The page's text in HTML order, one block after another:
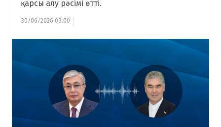
қарсы алу рәсімі өтті.
30/06/2026 03:00